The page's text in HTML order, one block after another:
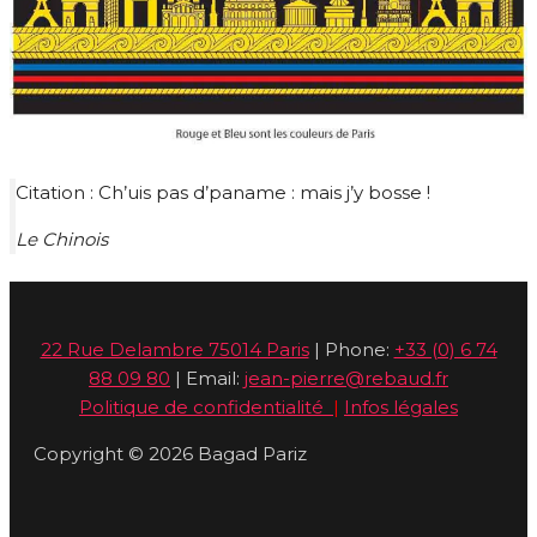
Citation : Ch’uis pas d’paname : mais j’y bosse !
Le Chinois
22 Rue Delambre 75014 Paris| Phone: +33 (0) 6 74
88 09 80 | Email: jean-pierre@rebaud.fr
Politique de confidentialité | Infos légales
Copyright © 2026 Bagad Pariz